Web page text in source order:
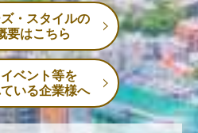
・スタイルの
要はこちら
ベント等を
いる企業様へ